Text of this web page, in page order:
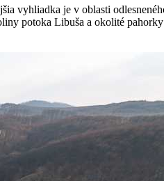
vyhliadka je v oblasti
potoka Libuša a okolité